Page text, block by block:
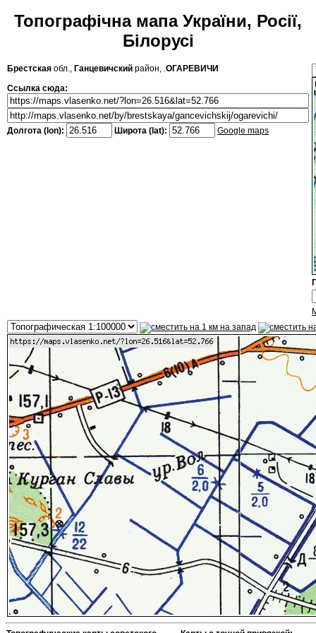
Топографічна мапа України, Росії,
Білорусі
Брестская обл., Ганцевичский район, .ОГАРЕВИЧИ
Ссылка сюда:
Долгота (lon): Широта (lat): Google maps